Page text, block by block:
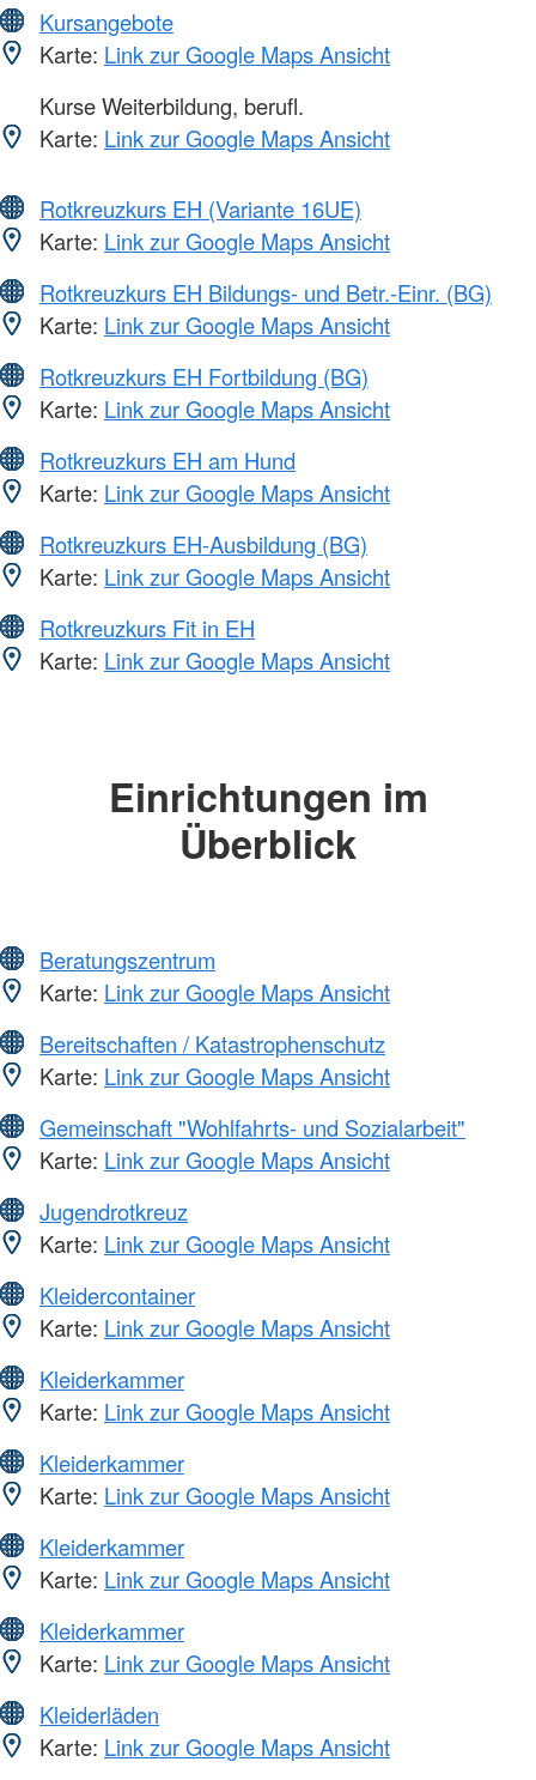
Kursangebote
Karte: Link zur Google Maps Ansicht
Kurse Weiterbildung, berufl.
Karte: Link zur Google Maps Ansicht
Rotkreuzkurs EH (Variante 16UE)
Karte: Link zur Google Maps Ansicht
Rotkreuzkurs EH Bildungs- und Betr.-Einr. (BG)
Karte: Link zur Google Maps Ansicht
Rotkreuzkurs EH Fortbildung (BG)
Karte: Link zur Google Maps Ansicht
Rotkreuzkurs EH am Hund
Karte: Link zur Google Maps Ansicht
Rotkreuzkurs EH-Ausbildung (BG)
Karte: Link zur Google Maps Ansicht
Rotkreuzkurs Fit in EH
Karte: Link zur Google Maps Ansicht
Einrichtungen im
Überblick
Beratungszentrum
Karte: Link zur Google Maps Ansicht
Bereitschaften / Katastrophenschutz
Karte: Link zur Google Maps Ansicht
Gemeinschaft "Wohlfahrts- und Sozialarbeit"
Karte: Link zur Google Maps Ansicht
Jugendrotkreuz
Karte: Link zur Google Maps Ansicht
Kleidercontainer
Karte: Link zur Google Maps Ansicht
Kleiderkammer
Karte: Link zur Google Maps Ansicht
Kleiderkammer
Karte: Link zur Google Maps Ansicht
Kleiderkammer
Karte: Link zur Google Maps Ansicht
Kleiderkammer
Karte: Link zur Google Maps Ansicht
Kleiderläden
Karte: Link zur Google Maps Ansicht